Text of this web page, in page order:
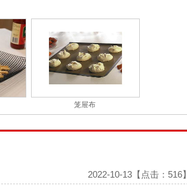
笼屉布
2022-10-13【点击：516】